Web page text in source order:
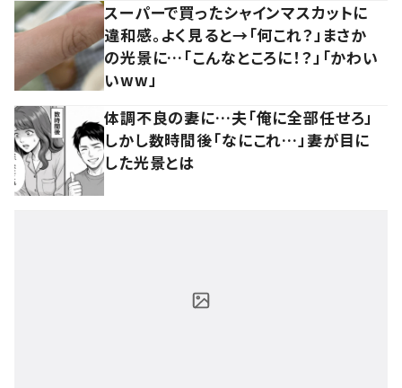
スーパーで買ったシャインマスカットに
違和感。よく見ると→「何これ？」まさか
の光景に…「こんなところに！？」「かわい
いww」
体調不良の妻に…夫「俺に全部任せろ」
しかし数時間後「なにこれ…」妻が目に
した光景とは